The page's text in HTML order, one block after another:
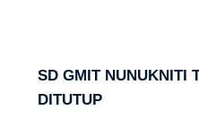
Jemaat, Sinode GMIT Gelar
Pengelolaan Aset di Amarasi
SD GMIT NUNUKNITI
DITUTUP